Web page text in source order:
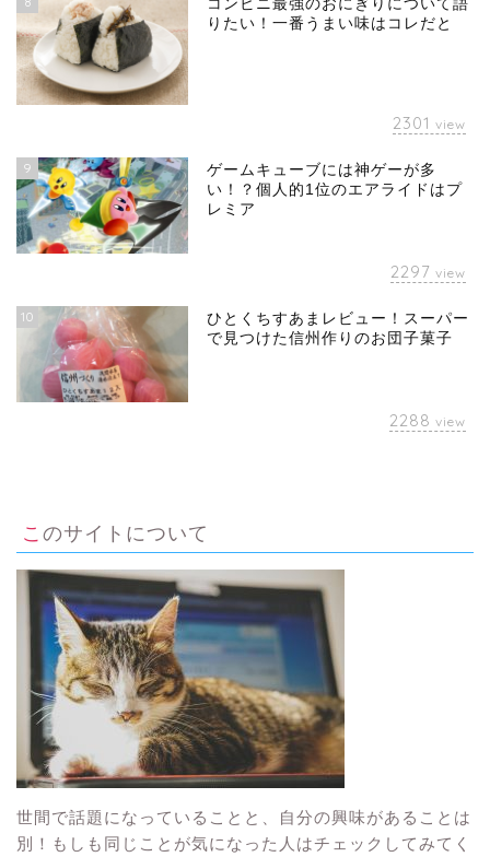
コンビニ最強のおにぎりについて語
りたい！一番うまい味はコレだと
2301 view
9
ゲームキューブには神ゲーが多
い！？個人的1位のエアライドはプ
レミア
2297 view
10
ひとくちすあまレビュー！スーパー
で見つけた信州作りのお団子菓子
2288 view
このサイトについて
世間で話題になっていることと、自分の興味があることは
別！もしも同じことが気になった人はチェックしてみてく